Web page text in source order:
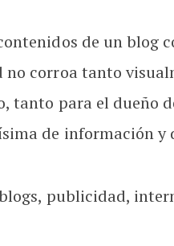
de un blog
corroa tanto
tanto para el dueño
de información y
publicidad,